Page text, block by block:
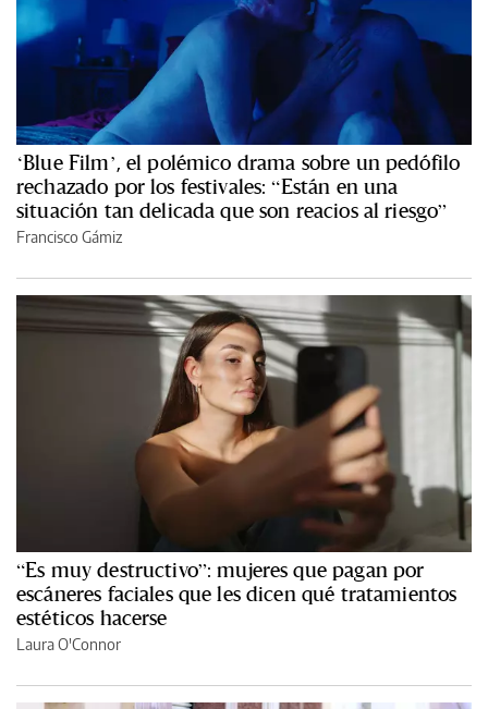
‘Blue Film’, el polémico drama sobre un pedófilo
rechazado por los festivales: “Están en una
situación tan delicada que son reacios al riesgo”
Francisco Gámiz
“Es muy destructivo”: mujeres que pagan por
escáneres faciales que les dicen qué tratamientos
estéticos hacerse
Laura O'Connor